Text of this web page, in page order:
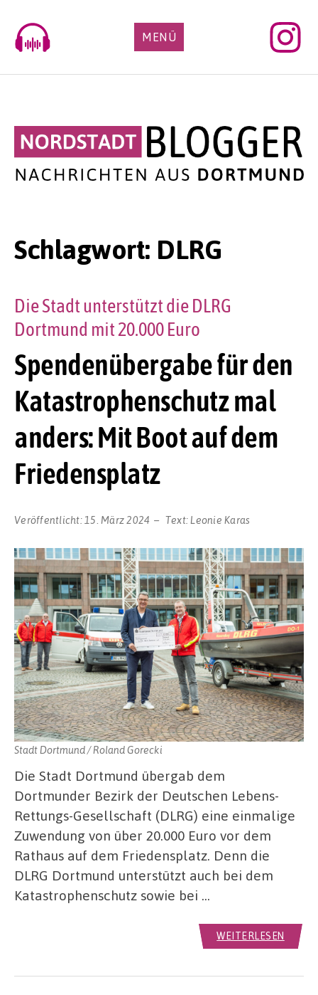
content
MENÜ
Schlagwort: DLRG
Spendenübergabe für den
Katastrophenschutz mal
anders: Mit Boot auf dem
Friedensplatz
Die Stadt unterstützt die DLRG
Dortmund mit 20.000 Euro
Veröffentlicht: 15. März 2024 Text:Leonie Karas
Stadt Dortmund / Roland Gorecki
Die Stadt Dortmund übergab dem
Dortmunder Bezirk der Deutschen Lebens-
Rettungs-Gesellschaft (DLRG) eine einmalige
Zuwendung von über 20.000 Euro vor dem
Rathaus auf dem Friedensplatz. Denn die
DLRG Dortmund unterstützt auch bei dem
Katastrophenschutz sowie bei …
WEITERLESEN